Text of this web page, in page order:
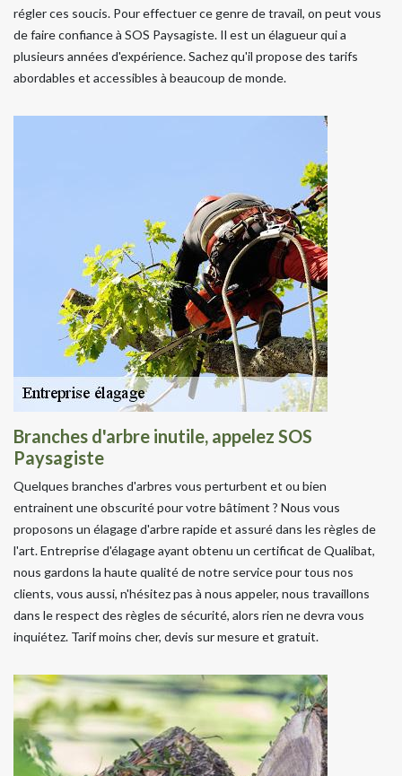
régler ces soucis. Pour effectuer ce genre de travail, on peut vous
de faire confiance à SOS Paysagiste. Il est un élagueur qui a
plusieurs années d'expérience. Sachez qu'il propose des tarifs
abordables et accessibles à beaucoup de monde.
Branches d'arbre inutile, appelez SOS
Paysagiste
Quelques branches d'arbres vous perturbent et ou bien
entrainent une obscurité pour votre bâtiment ? Nous vous
proposons un élagage d'arbre rapide et assuré dans les règles de
l'art. Entreprise d'élagage ayant obtenu un certificat de Qualibat,
nous gardons la haute qualité de notre service pour tous nos
clients, vous aussi, n'hésitez pas à nous appeler, nous travaillons
dans le respect des règles de sécurité, alors rien ne devra vous
inquiétez. Tarif moins cher, devis sur mesure et gratuit.